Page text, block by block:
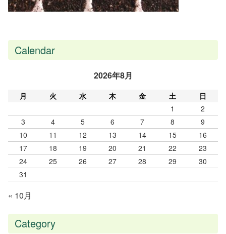
Calendar
2026年8月
月 火 水 木 金 土
日
1
2
3
4 5 6 7 8
9
10
11 12 13 14 15
16
17
18 19 20 21 22
23
24
25 26 27 28 29
30
31
« 10月
Category